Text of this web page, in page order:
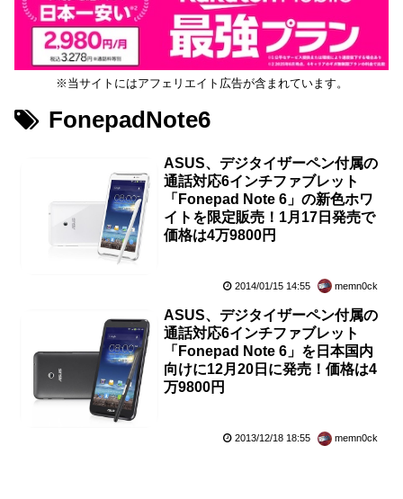
※当サイトにはアフェリエイト広告が含まれています。
FonepadNote6
ASUS、デジタイザーペン付属の
通話対応6インチファブレット
「Fonepad Note 6」の新色ホワ
イトを限定販売！1月17日発売で
価格は4万9800円
2014/01/15 14:55 memn0ck
ASUS、デジタイザーペン付属の
通話対応6インチファブレット
「Fonepad Note 6」を日本国内
向けに12月20日に発売！価格は4
万9800円
2013/12/18 18:55 memn0ck